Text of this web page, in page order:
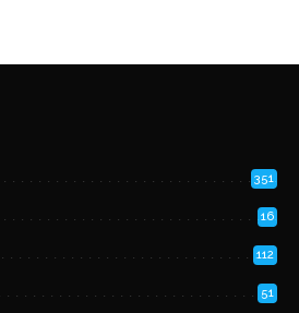
351
16
112
51